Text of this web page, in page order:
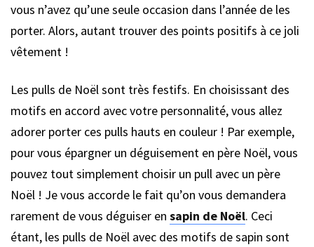
vous n’avez qu’une seule occasion dans l’année de les
porter. Alors, autant trouver des points positifs à ce joli
vêtement !
Les pulls de Noël sont très festifs. En choisissant des
motifs en accord avec votre personnalité, vous allez
adorer porter ces pulls hauts en couleur ! Par exemple,
pour vous épargner un déguisement en père Noël, vous
pouvez tout simplement choisir un pull avec un père
Noël ! Je vous accorde le fait qu’on vous demandera
rarement de vous déguiser en sapin de Noël. Ceci
étant, les pulls de Noël avec des motifs de sapin sont